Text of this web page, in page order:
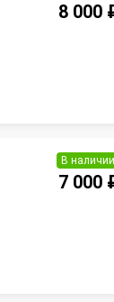
8 000
В наличии
7 000